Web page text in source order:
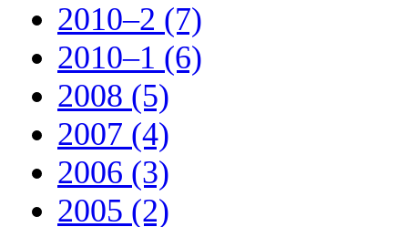
2010–2 (7)
2010–1 (6)
2008 (5)
2007 (4)
2006 (3)
2005 (2)